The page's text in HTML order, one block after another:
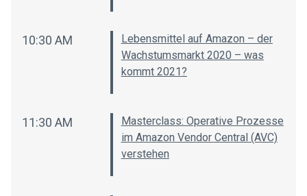
10:30 AM
Lebensmittel auf Amazon – der
Wachstumsmarkt 2020 – was
kommt 2021?
11:30 AM
Masterclass: Operative Prozesse
im Amazon Vendor Central (AVC)
verstehen